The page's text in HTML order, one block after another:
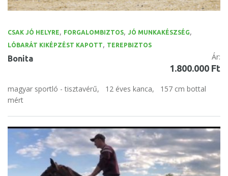
CSAK JÓ HELYRE, FORGALOMBIZTOS, JÓ MUNKAKÉSZSÉG,
LÓBARÁT KIKÉPZÉST KAPOTT, TEREPBIZTOS
Bonita Ár:
1.800.000 Ft
magyar sportló - tisztavérű, 12 éves kanca,
157 cm bottal
mért